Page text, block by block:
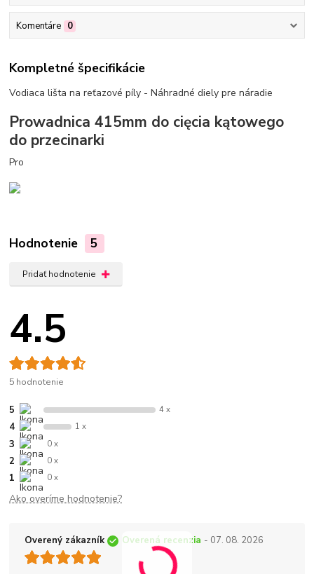
Komentáre 0
Kompletné špecifikácie
Vodiaca lišta na reťazové píly - Náhradné diely pre náradie
Prowadnica 415mm do cięcia kątowego
do przecinarki
Pro
Hodnotenie 5
Pridať hodnotenie
4.5
5 hodnotenie
5 4 x
4 1 x
3 0 x
2 0 x
1 0 x
Ako overíme hodnotenie?
Overený zákazník Overená recenzia - 07. 08. 2026